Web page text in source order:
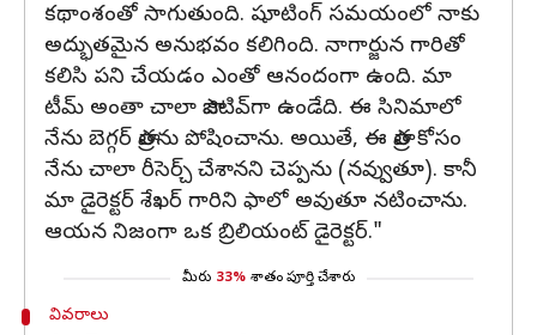
కథాంశంతో సాగుతుంది. షూటింగ్ సమయంలో నాకు
అద్భుతమైన అనుభవం కలిగింది. నాగార్జున గారితో
కలిసి పని చేయడం ఎంతో ఆనందంగా ఉంది. మా
టీమ్‌ అంతా చాలా పాజిటివ్‌గా ఉండేది. ఈ సినిమాలో
నేను బెగ్గర్ పాత్రను పోషించాను. అయితే, ఈ పాత్ర కోసం
నేను చాలా రీసెర్చ్ చేశానని చెప్పను (నవ్వుతూ). కానీ
మా డైరెక్టర్ శేఖర్ గారిని ఫాలో అవుతూ నటించాను.
ఆయన నిజంగా ఒక బ్రిలియంట్ డైరెక్టర్."
మీరు 33% శాతం పూర్తి చేశారు
వివరాలు